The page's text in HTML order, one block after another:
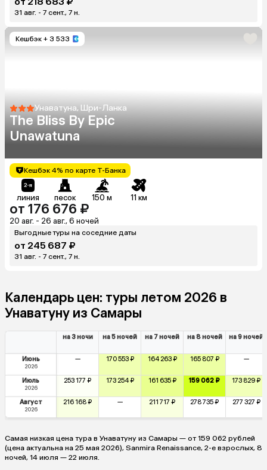
31 авг. - 7 сент., 7 н.
Кешбэк + 3 533
Унаватуна, Шри-Ланка
The Bliss By Epic
Unawatuna
Кешбэк 4% по карте Т-Банка
линия песок 150 м 11 км
от 176 676 ₽
20 авг. - 26 авг., 6 ночей
Выгодные туры на соседние даты
от 245 687 ₽
31 авг. - 7 сент., 7 н.
Календарь цен: туры летом 2026 в
Унаватуну из Самары
на 3 ночи на 5 ночей на 7 ночей на 8 ночей на 9 ночей
Июнь
2026
— 170 553 ₽ 164 263 ₽ 165 807 ₽ —
Июль
2026
253 177 ₽ 173 254 ₽ 161 635 ₽ 159 062 ₽ 173 829 ₽
Август
2026
216 168 ₽ — 211 717 ₽ 278 735 ₽ 277 327 ₽
Самая низкая цена тура в Унаватуну из Самары — от 159 062 рублей
(цена актуальна на 25 мая 2026), Sanmira Renaissance, 2-е взрослых, 8
ночей, 14 июля — 22 июля.